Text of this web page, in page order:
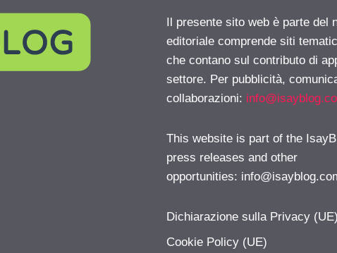
Il presente sito web è parte del
editoriale comprende siti
che contano sul contributo di
settore. Per pubblicità,
collaborazioni:
This website is part of the
press releases and other
opportunities:
Dichiarazione sulla Privacy
Cookie Policy (UE)